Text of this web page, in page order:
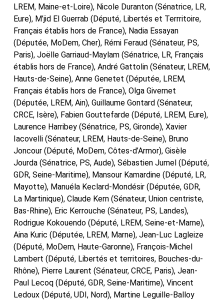
LREM, Maine-et-Loire), Nicole Duranton (Sénatrice, LR,
Eure), M’jid El Guerrab (Député, Libertés et Terrritoire,
Français établis hors de France), Nadia Essayan
(Députée, MoDem, Cher), Rémi Feraud (Sénateur, PS,
Paris), Joëlle Garriaud-Maylam (Sénatrice, LR, Français
établis hors de France), André Gattolin (Sénateur, LREM,
Hauts-de-Seine), Anne Genetet (Députée, LREM,
Français établis hors de France), Olga Givernet
(Députée, LREM, Ain), Guillaume Gontard (Sénateur,
CRCE, Isère), Fabien Gouttefarde (Député, LREM, Eure),
Laurence Harribey (Sénatrice, PS, Gironde), Xavier
Iacovelli (Sénateur, LREM, Hauts-de-Seine), Bruno
Joncour (Député, MoDem, Côtes-d’Armor), Gisèle
Jourda (Sénatrice, PS, Aude), Sébastien Jumel (Député,
GDR, Seine-Maritime), Mansour Kamardine (Député, LR,
Mayotte), Manuéla Keclard-Mondésir (Députée, GDR,
La Martinique), Claude Kern (Sénateur, Union centriste,
Bas-Rhine), Eric Kerrouche (Sénateur, PS, Landes),
Rodrigue Kokouendo (Député, LREM, Seine-et-Marne),
Aina Kuric (Députée, LREM, Marne), Jean-Luc Lagleize
(Député, MoDem, Haute-Garonne), François-Michel
Lambert (Député, Libertés et territoires, Bouches-du-
Rhône), Pierre Laurent (Sénateur, CRCE, Paris), Jean-
Paul Lecoq (Député, GDR, Seine-Maritime), Vincent
Ledoux (Député, UDI, Nord), Martine Leguille-Balloy